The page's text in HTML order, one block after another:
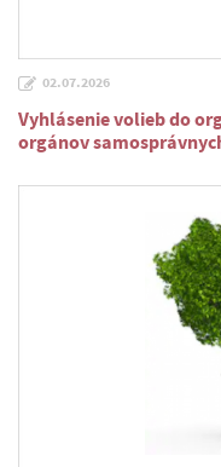
02.07.2026
Vyhlásenie volieb do
orgánov